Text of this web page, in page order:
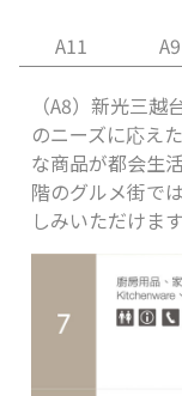
A11 A9
（A8）新光三
のニーズに応え
な商品が都会生
階のグルメ街で
しみいただけま